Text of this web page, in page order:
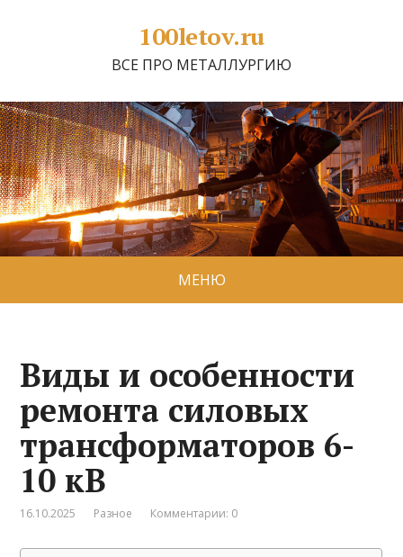
100letov.ru
ВСЕ ПРО МЕТАЛЛУРГИЮ
МЕНЮ
Виды и особенности
ремонта силовых
трансформаторов 6-
10 кВ
16.10.2025 Разное Комментарии: 0